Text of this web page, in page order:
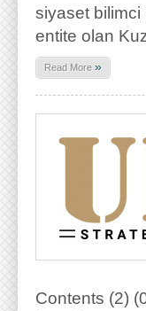
siyaset bilimci
entite olan
Read More »
Contents (2)